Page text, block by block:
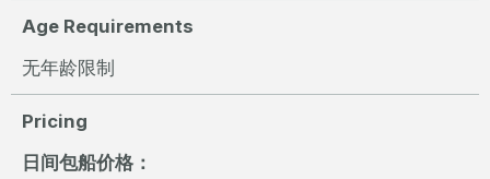
Age Requirements
无年龄限制
Pricing
日间包船价格：